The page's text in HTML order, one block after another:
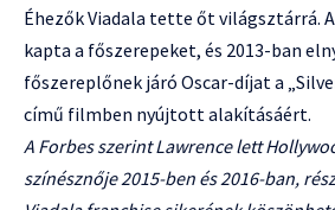
Éhezők Viadala tette őt világsztárrá.
kapta a főszerepeket, és 2013-ban
főszereplőnek járó Oscar-díjat a
című filmben nyújtott alakításáért.
A Forbes szerint Lawrence lett
színésznője 2015-ben és 2016-ban,